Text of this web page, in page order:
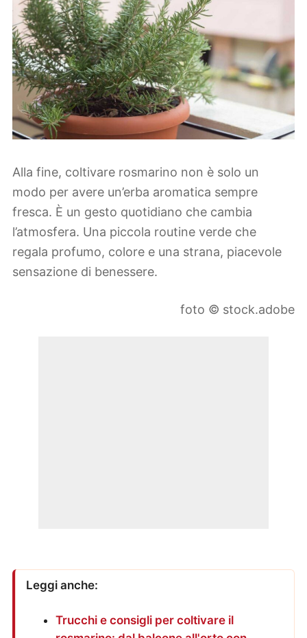
Alla fine, coltivare rosmarino non è solo un
modo per avere un’erba aromatica sempre
fresca. È un gesto quotidiano che cambia
l’atmosfera. Una piccola routine verde che
regala profumo, colore e una strana, piacevole
sensazione di benessere.
foto © stock.adobe
Leggi anche:
Trucchi e consigli per coltivare il